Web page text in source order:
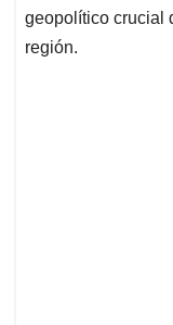
geopolítico crucial
región.